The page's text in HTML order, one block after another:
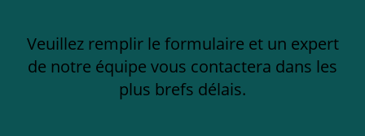
Veuillez remplir le formulaire et un expert
de notre équipe vous contactera dans les
plus brefs délais.